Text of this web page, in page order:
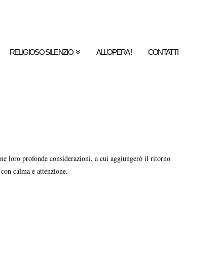
RELIGIOSO SILENZIO ALL’OPERA ! CONTATTI
loro profonde considerazioni, a cui aggiungerò il ritorno
calma e attenzione.